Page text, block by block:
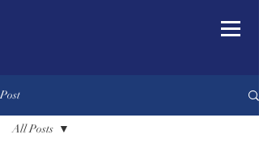
Post
All Posts